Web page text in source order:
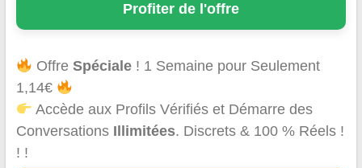
Profiter de l'offre
OffreSpéciale ! 1 Semaine pour Seulement
1,14€
Accède aux Profils Vérifiés et Démarre des
Conversations Illimitées. Discrets & 100 % Réels !
! !